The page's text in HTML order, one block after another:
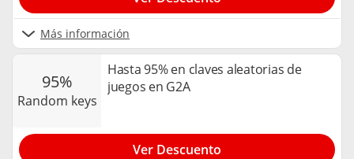
Más información
95%
random keys
Hasta 95% en claves aleatorias de
juegos en G2A
Ver Descuento